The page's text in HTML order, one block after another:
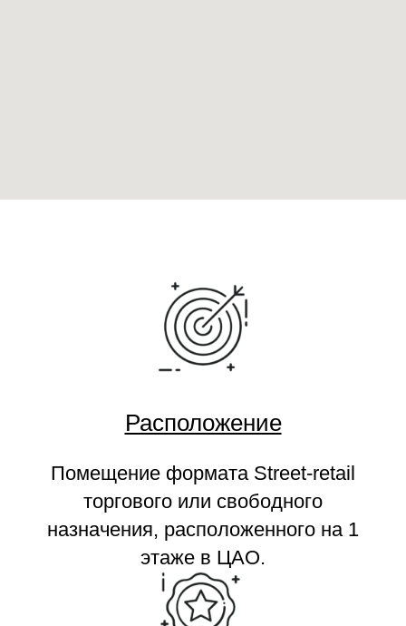
Расположение
Помещение формата Street-retail
торгового или свободного
назначения, расположенного на 1
этаже в ЦАО.